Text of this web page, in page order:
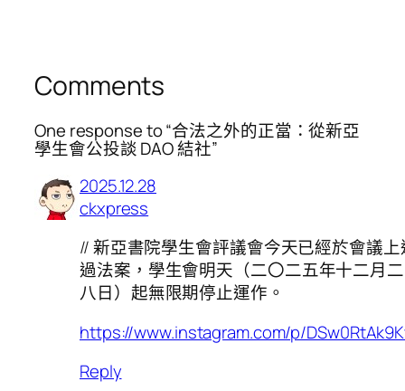
Comments
One response to “合法之外的正當：從新亞
學生會公投談 DAO 結社”
2025.12.28
ckxpress
// 新亞書院學生會評議會今天已經於會議上
過法案，學生會明天（二〇二五年十二月
八日）起無限期停止運作。
https://www.instagram.com/p/
Reply